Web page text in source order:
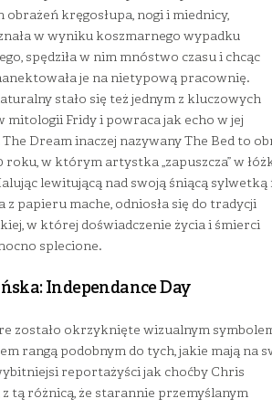
kręgosłupa, nogi i miednicy,
w wyniku koszmarnego wypadku
spędziła w nim mnóstwo czasu i chcąc
je na nietypową pracownię.
stało się też jednym z kluczowych
mitologii Fridy i powraca jak echo w jej
Dream inaczej nazywany The Bed to
roku, w którym artystka „zapuszcza” w
lewitującą nad swoją śniącą sylwetką
papieru mache, odniosła się do tradycji
w której doświadczenie życia i śmierci
splecione.
Independance Day
zostało okrzyknięte wizualnym
rangą podobnym do tych, jakie mają na
reportażyści jak choćby Chris
tą różnicą, że starannie przemyślanym